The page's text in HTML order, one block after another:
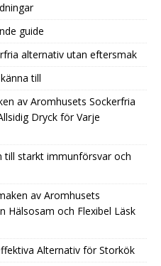
guide
alternativ utan eftersmak
till
av Aromhusets Sockerfria
Dryck för Varje
till starkt immunförsvar och
av Aromhusets
Hälsosam och Flexibel Läsk
Alternativ för Storkök